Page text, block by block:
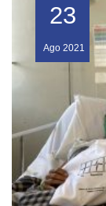
23
Ago 2021